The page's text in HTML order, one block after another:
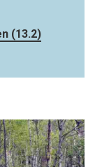
(13.2)